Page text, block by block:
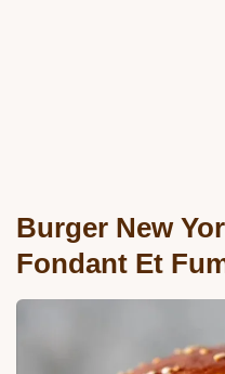
Burger New
Fondant Et